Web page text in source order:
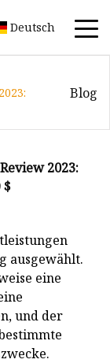
Deutsch
Blog
2023:
$
ausgewählt.
eine
und der